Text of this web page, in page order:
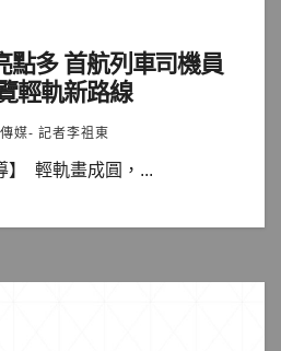
點多 首航列車司機員
輕軌新路線
媒- 記者李祖東
】 輕軌畫成圓，...